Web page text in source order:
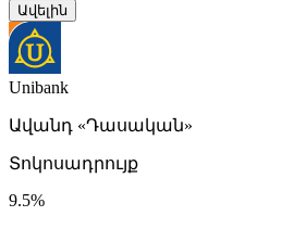
Ավելին
Unibank
Ավանդ «Դասական»
Տոկոսադրույք
9.5%